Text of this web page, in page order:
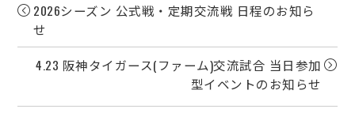
2026シーズン 公式戦・定期交流戦 日程のお知ら
せ
4.23 阪神タイガース(ファーム)交流試合 当日参加
型イベントのお知らせ